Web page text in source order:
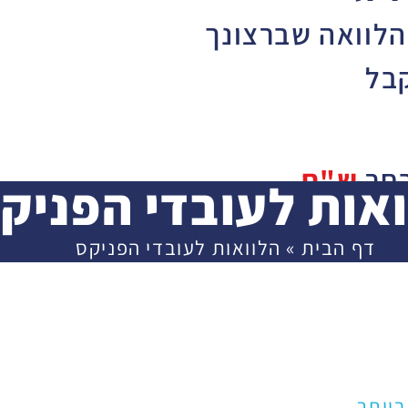
שברצונך
ש"ח לעובדי
דף הבית » הלוואות לעובדי הפניקס